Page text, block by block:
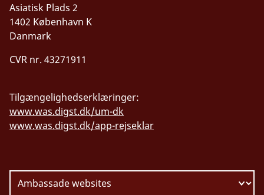
Asiatisk Plads 2
1402 København K
Danmark
CVR nr. 43271911
Tilgængelighedserklæringer:
www.was.digst.dk/um-dk
www.was.digst.dk/app-rejseklar